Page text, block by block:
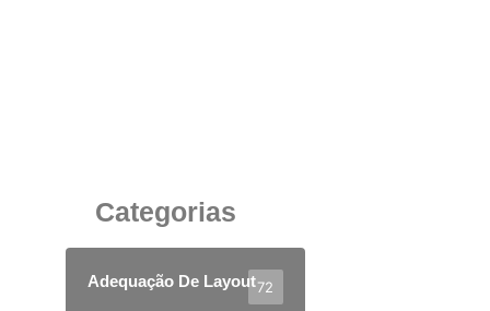
Categorias
Adequação De Layout72